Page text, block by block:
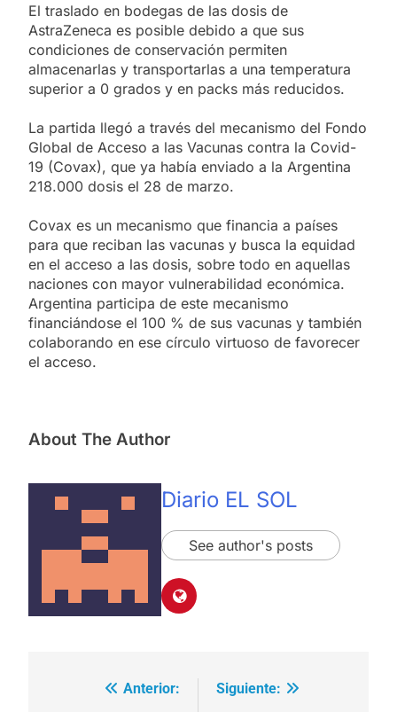
El traslado en bodegas de las dosis de
AstraZeneca es posible debido a que sus
condiciones de conservación permiten
almacenarlas y transportarlas a una temperatura
superior a 0 grados y en packs más reducidos.
La partida llegó a través del mecanismo del Fondo
Global de Acceso a las Vacunas contra la Covid-
19 (Covax), que ya había enviado a la Argentina
218.000 dosis el 28 de marzo.
Covax es un mecanismo que financia a países
para que reciban las vacunas y busca la equidad
en el acceso a las dosis, sobre todo en aquellas
naciones con mayor vulnerabilidad económica.
Argentina participa de este mecanismo
financiándose el 100 % de sus vacunas y también
colaborando en ese círculo virtuoso de favorecer
el acceso.
About The Author
Diario EL SOL
See author's posts
Navegación
Anterior:
Siguiente: